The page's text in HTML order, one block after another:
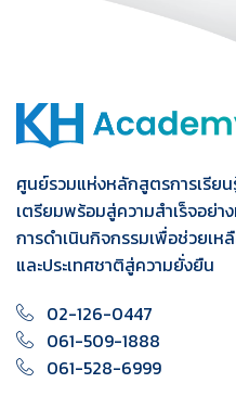
ศูนย์รวมแห่งหลักสูตรการเรียน
เตรียมพร้อมสู่ความสำเร็จอย่า
การดำเนินกิจกรรมเพื่อช่วยเห
และประเทศชาติสู่ความยั่งยืน
02-126-0447
061-509-1888
061-528-6999